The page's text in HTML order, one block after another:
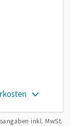
inkl. MwSt.